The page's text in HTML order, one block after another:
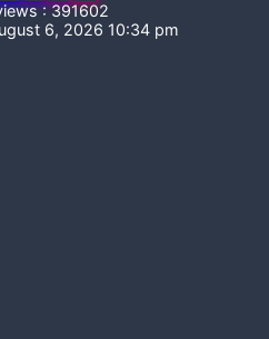
: 391602
6, 2026 10:34 pm